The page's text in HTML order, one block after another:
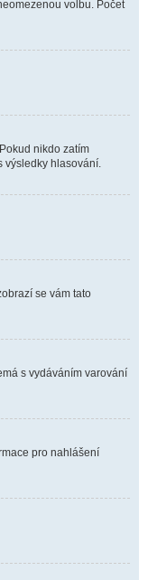
volbu. Počet
nikdo zatím
výsledky hlasování.
se vám tato
s vydáváním varování
pro nahlášení